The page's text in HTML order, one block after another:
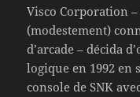
Visco Corporation
(modestement)
d’arcade – décida
logique en 1992 en
console de SNK